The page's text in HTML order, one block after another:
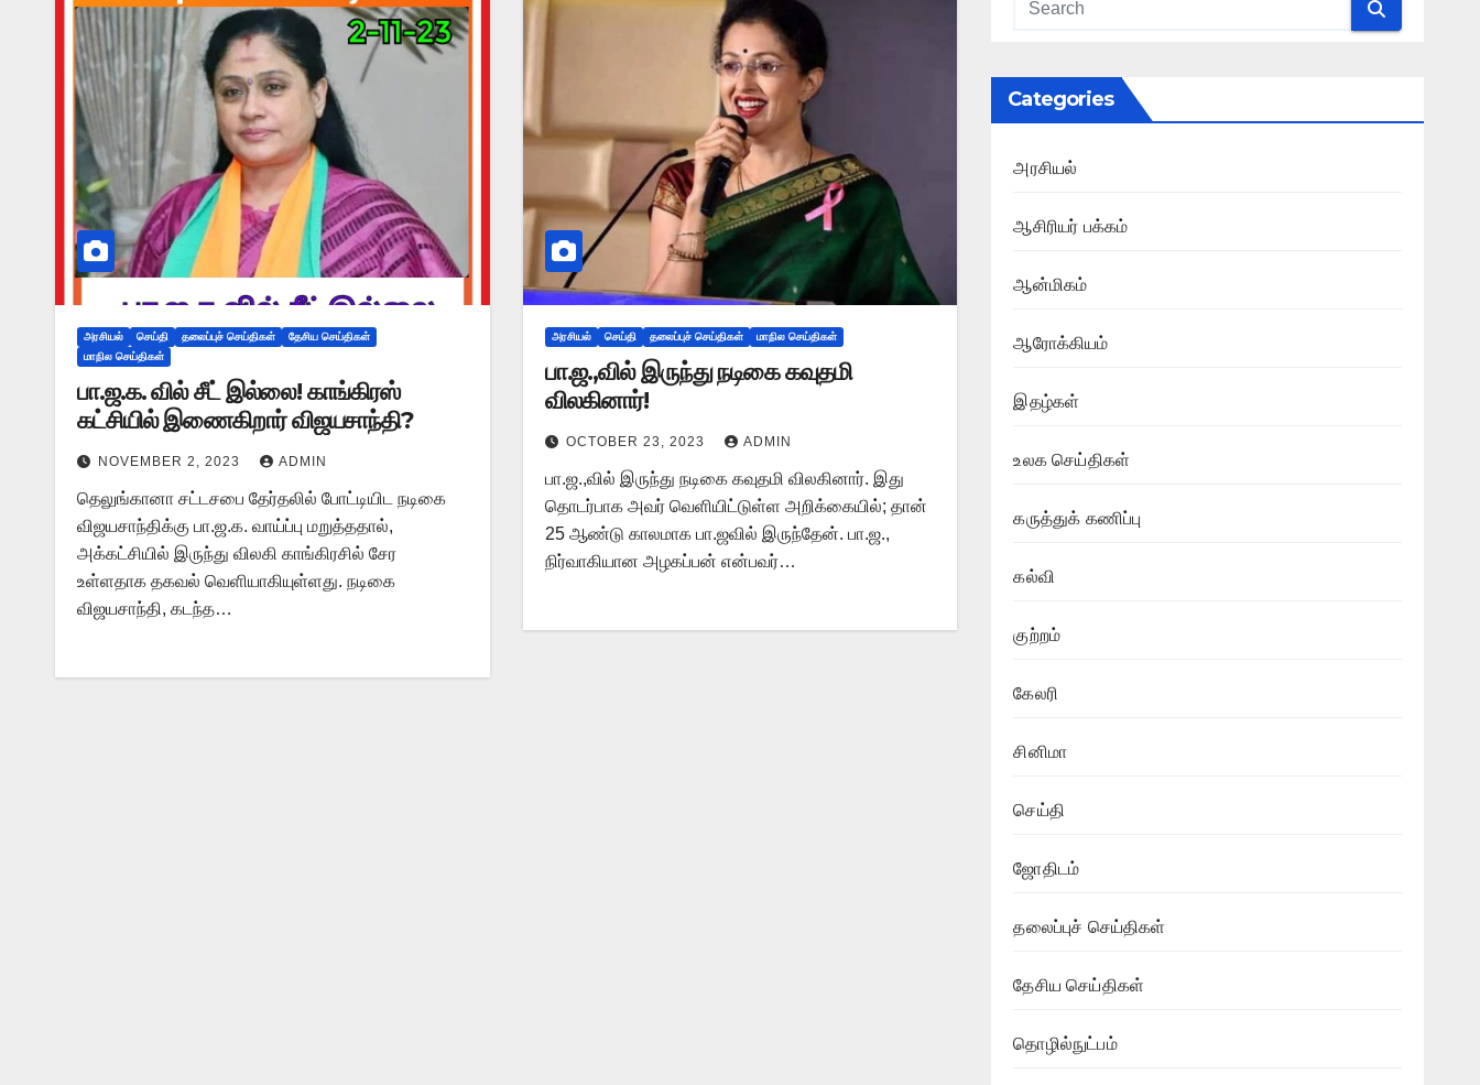
அரசியல் செய்தி தலைப்புச் செய்திகள்
தேசிய செய்திகள்
மாநில செய்திகள்
பா.ஜ.க. வில் சீட் இல்லை! காங்கிரஸ்
கட்சியில் இணைகிறார் விஜயசாந்தி?
NOVEMBER 2, 2023 ADMIN
தெலுங்கானா சட்டசபை தேர்தலில் போட்டியிட நடிகை
விஜயசாந்திக்கு பா.ஜ.க. வாய்ப்பு மறுத்ததால்,
அக்கட்சியில் இருந்து விலகி காங்கிரசில் சேர
உள்ளதாக தகவல் வெளியாகியுள்ளது. நடிகை
விஜயசாந்தி, கடந்த…
அரசியல் செய்தி தலைப்புச் செய்திகள் மாநில செய்திகள்
பா.ஜ.,வில் இருந்து நடிகை கவுதமி
விலகினார்!
OCTOBER 23, 2023 ADMIN
பா.ஜ.,வில் இருந்து நடிகை கவுதமி விலகினார். இது
தொடர்பாக அவர் வெளியிட்டுள்ள அறிக்கையில்; தான்
25 ஆண்டு காலமாக பா.ஜவில் இருந்தேன். பா.ஜ.,
நிர்வாகியான அழகப்பன் என்பவர்…
Categories
அரசியல்
ஆசிரியர் பக்கம்
ஆன்மிகம்
ஆரோக்கியம்
இதழ்கள்
உலக செய்திகள்
கருத்துக் கணிப்பு
கல்வி
குற்றம்
கேலரி
சினிமா
செய்தி
ஜோதிடம்
தலைப்புச் செய்திகள்
தேசிய செய்திகள்
தொழில்நுட்பம்